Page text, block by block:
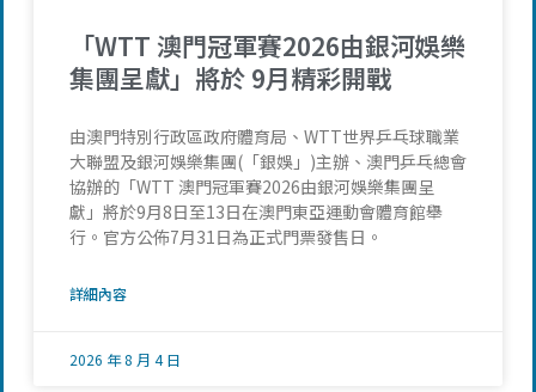
「WTT 澳門冠軍賽2026由銀河娛樂
集團呈獻」將於 9月精彩開戰
由澳門特別行政區政府體育局、WTT世界乒乓球職業
大聯盟及銀河娛樂集團(「銀娛」)主辦、澳門乒乓總會
協辦的「WTT 澳門冠軍賽2026由銀河娛樂集團呈
獻」將於9月8日至13日在澳門東亞運動會體育館舉
行。官方公佈7月31日為正式門票發售日。
詳細內容
2026 年 8 月 4 日